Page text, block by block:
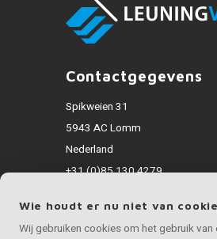
Contactgegevens
Spikweien 31
5943 AC Lomm
Nederland
+31 (0)85 130 4279
Alle bedragen zijn incl. BTW
Wie houdt er nu niet van
Wij gebruiken cookies om het gebruik